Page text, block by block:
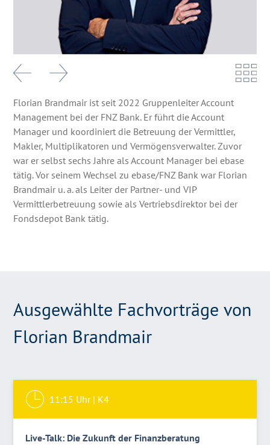
Florian Brandmair ist seit 2022 Gruppenleiter Account
Management bei der FNZ Bank. Er führt die Account
Manager und koordiniert die Betreuung der Vermittler,
Makler, Multiplikatoren und Vermögensverwalter. Zuvor
war er selbst sechs Jahre als Account Manager bei ebase
tätig. Vor seinem Wechsel zu ebase/FNZ Bank war Florian
Brandmair u. a. als Leiter der Partner- und VIP
Vermittlerbetreuung sowie als Vertriebsdirektor bei der
Fondsdepot Bank tätig.
Ausgewählte Fachvorträge von
Florian Brandmair
11:15 Uhr | K4
Live-Talk: Die Zukunft der Finanzberatung